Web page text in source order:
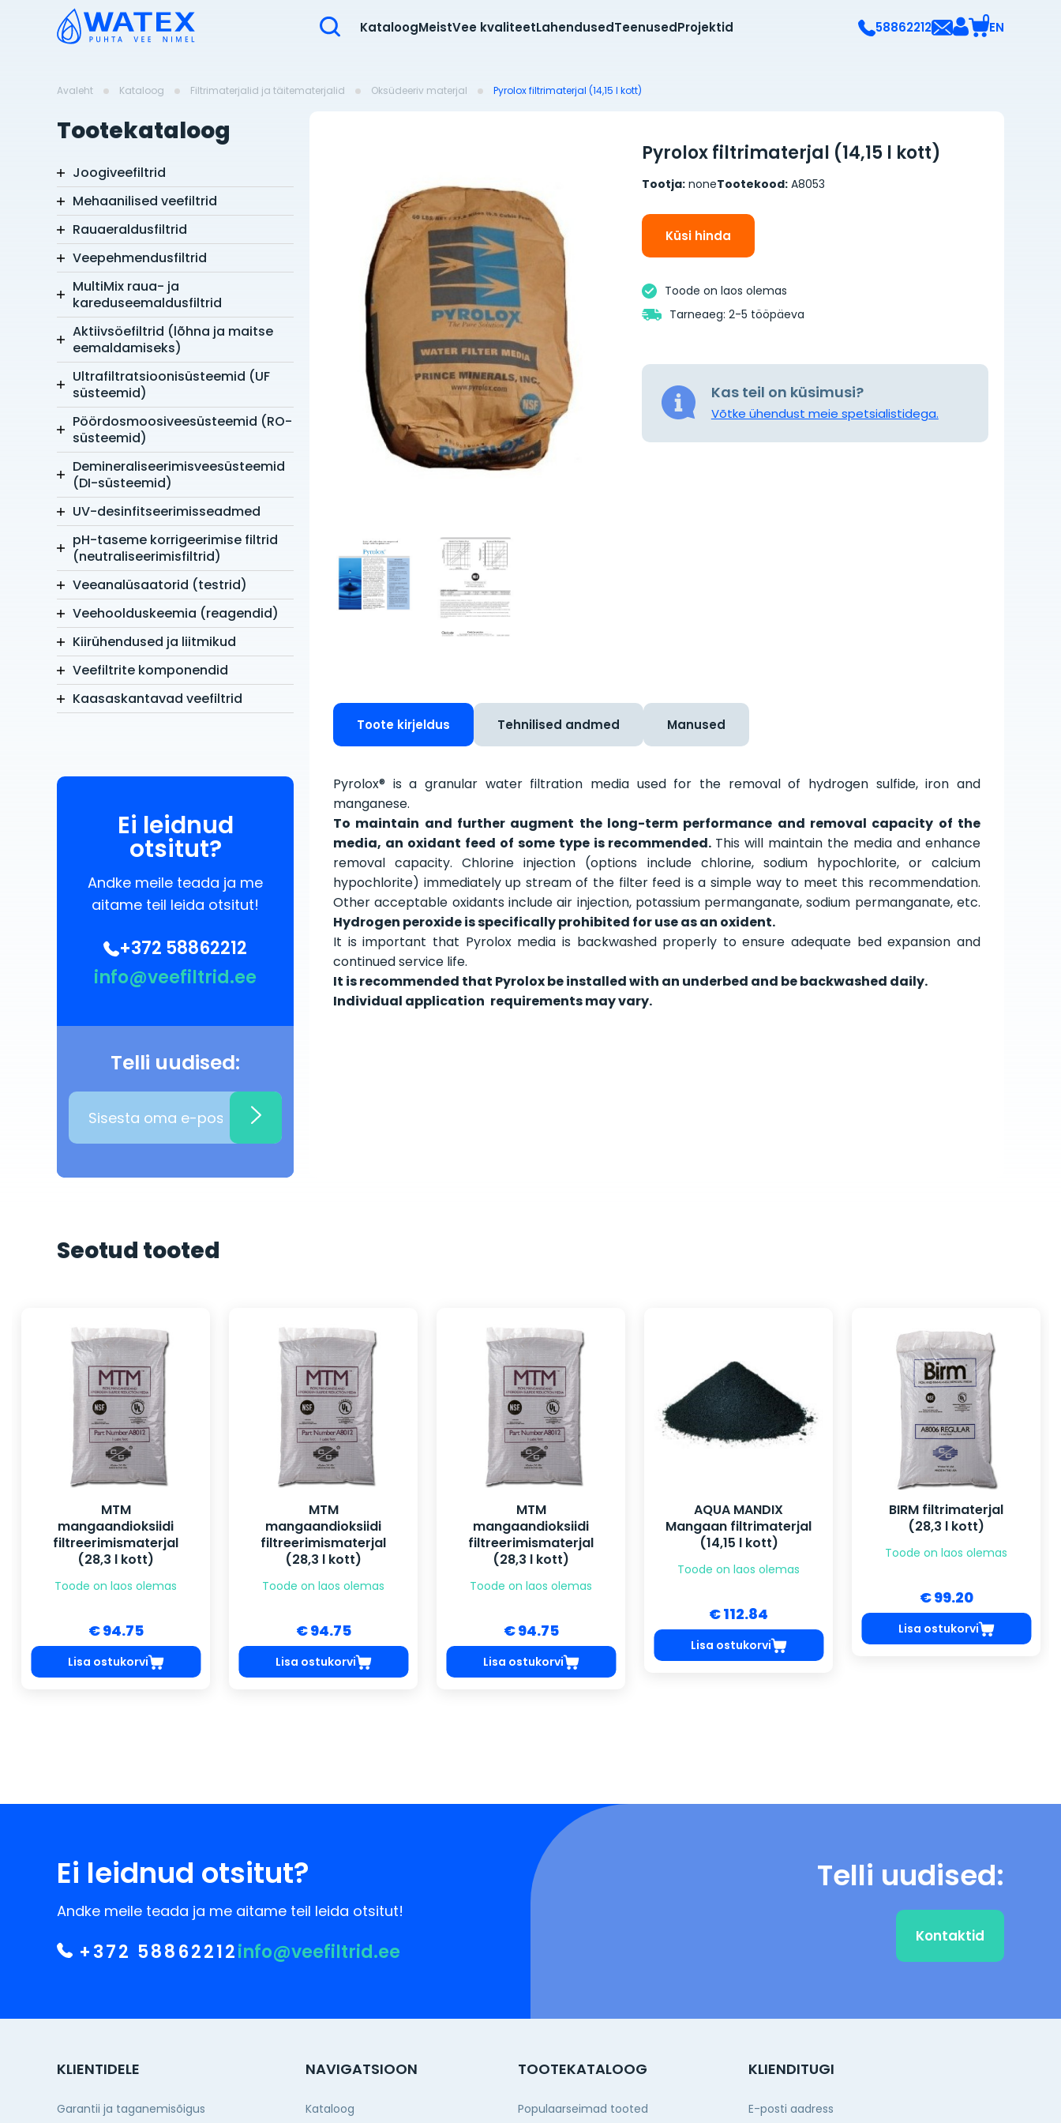
KataloogMeistVee kvaliteetLahendusedTeenusedProjektid 58862212 0EN
Avaleht Kataloog Filtrimaterjalid ja täitematerjalid Oksüdeeriv materjal Pyrolox filtrimaterjal (14,15 l kott)
Tootekataloog
Joogiveefiltrid
Mehaanilised veefiltrid
Rauaeraldusfiltrid
Veepehmendusfiltrid
MultiMix raua- ja
kareduseemaldusfiltrid
Aktiivsöefiltrid (lõhna ja maitse
eemaldamiseks)
Ultrafiltratsioonisüsteemid (UF
süsteemid)
Pöördosmoosiveesüsteemid (RO-
süsteemid)
Demineraliseerimisveesüsteemid
(DI-süsteemid)
UV-desinfitseerimisseadmed
pH-taseme korrigeerimise filtrid
(neutraliseerimisfiltrid)
Veeanalüsaatorid (testrid)
Veehoolduskeemia (reagendid)
Kiirühendused ja liitmikud
Veefiltrite komponendid
Kaasaskantavad veefiltrid
Ei leidnud
otsitut?
Andke meile teada ja me
aitame teil leida otsitut!
+372 58862212
info@veefiltrid.ee
Telli uudised:
Pyrolox filtrimaterjal (14,15 l kott)
Tootja: noneTootekood:A8053
Küsi hinda
Toode on laos olemas
Tarneaeg: 2-5 tööpäeva
Kas teil on küsimusi?
Võtke ühendust meie spetsialistidega.
Toote kirjeldus Tehnilised andmed Manused
Pyrolox® is a granular water filtration media used for the removal of hydrogen sulfide, iron and
manganese.
To maintain and further augment the long-term performance and removal capacity of the
media, an oxidant feed of some type is recommended. This will maintain the media and enhance
removal capacity. Chlorine injection (options include chlorine, sodium hypochlorite, or calcium
hypochlorite) immediately up stream of the filter feed is a simple way to meet this recommendation.
Other acceptable oxidants include air injection, potassium permanganate, sodium permanganate, etc.
Hydrogen peroxide is specifically prohibited for use as an oxident.
It is important that Pyrolox media is backwashed properly to ensure adequate bed expansion and
continued service life.
It is recommended that Pyrolox be installed with an underbed and be backwashed daily.
Individual application requirements may vary.
Seotud tooted
MTM
mangaandioksiidi
filtreerimismaterjal
(28,3 l kott)
Toode on laos olemas
€ 94.75
Lisa ostukorvi
MTM
mangaandioksiidi
filtreerimismaterjal
(28,3 l kott)
Toode on laos olemas
€ 94.75
Lisa ostukorvi
MTM
mangaandioksiidi
filtreerimismaterjal
(28,3 l kott)
Toode on laos olemas
€ 94.75
Lisa ostukorvi
AQUA MANDIX
Mangaan filtrimaterjal
(14,15 l kott)
Toode on laos olemas
€ 112.84
Lisa ostukorvi
BIRM filtrimaterjal
(28,3 l kott)
Toode on laos olemas
€ 99.20
Lisa ostukorvi
Ei leidnud otsitut?
Andke meile teada ja me aitame teil leida otsitut!
+372 58862212info@veefiltrid.ee
Telli uudised:
Kontaktid
KLIENTIDELE
Garantii ja taganemisõigus
NAVIGATSIOON
Kataloog
TOOTEKATALOOG
Populaarseimad tooted
KLIENDITUGI
E-posti aadress